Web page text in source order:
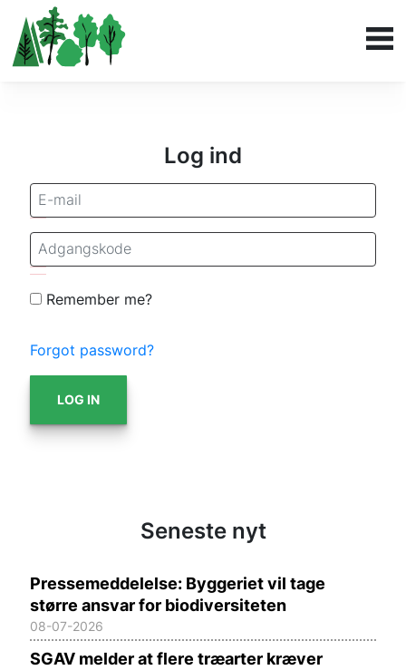
Log ind
Remember me?
Forgot password?
LOG IN
Seneste nyt
Pressemeddelelse: Byggeriet vil tage
større ansvar for biodiversiteten
08-07-2026
SGAV melder at flere træarter kræver